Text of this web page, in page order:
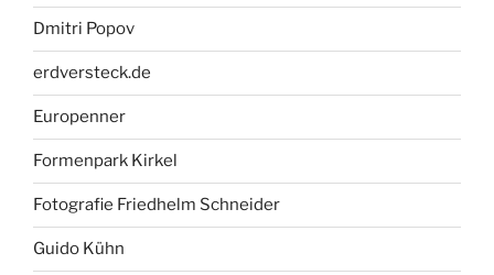
Dmitri Popov
erdversteck.de
Europenner
Formenpark Kirkel
Fotografie Friedhelm Schneider
Guido Kühn